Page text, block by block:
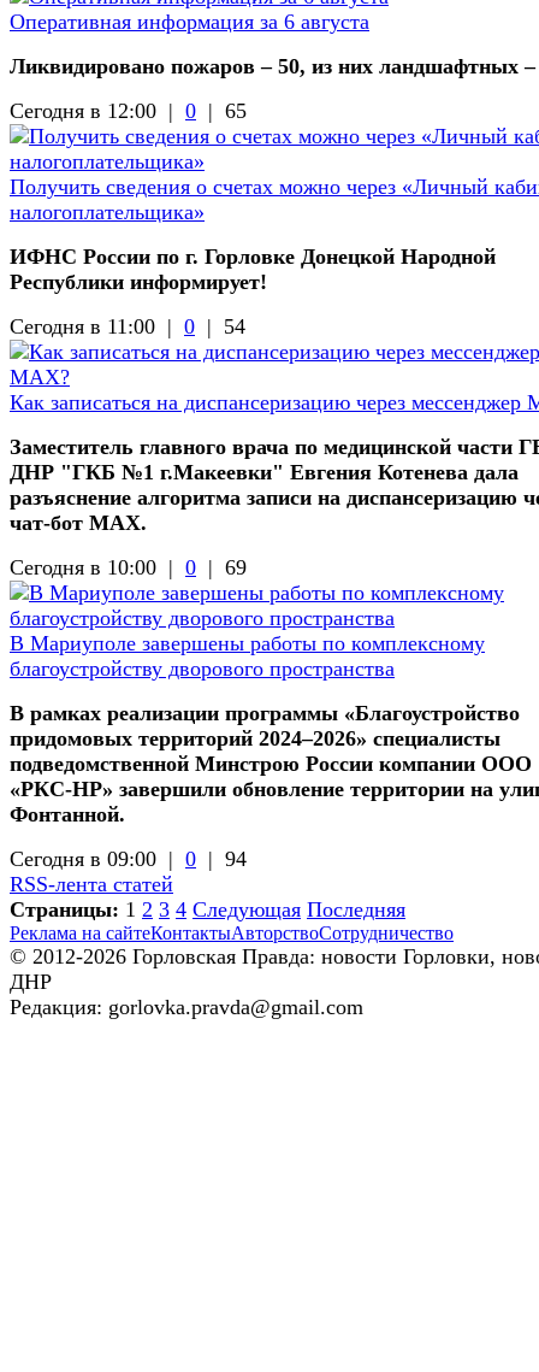
Оперативная информация за 6 августа
Ликвидировано пожаров – 50, из них ландшафтных –
Сегодня в 12:00 | 0 | 65
Получить сведения о счетах можно через «Личный
налогоплательщика»
ИФНС России по г. Горловке Донецкой Народной
Республики информирует!
Сегодня в 11:00 | 0 | 54
Как записаться на диспансеризацию через
Заместитель главного врача по медицинской части
ДНР "ГКБ №1 г.Макеевки" Евгения Котенева дала
разъяснение алгоритма записи на диспансеризацию
чат-бот МАХ.
Сегодня в 10:00 | 0 | 69
В Мариуполе завершены работы по комплексному
благоустройству дворового пространства
В рамках реализации программы «Благоустройство
придомовых территорий 2024–2026» специалисты
подведомственной Минстрою России компании ООО
«РКС-НР» завершили обновление территории на
Фонтанной.
Сегодня в 09:00 | 0 | 94
RSS-лента статей
Страницы: 1 2 3 4 Следующая Последняя
Реклама на сайтеКонтактыАвторствоСотрудничество
© 2012-2026 Горловская Правда: новости Горловки,
ДНР
Редакция: gorlovka.pravda@gmail.com